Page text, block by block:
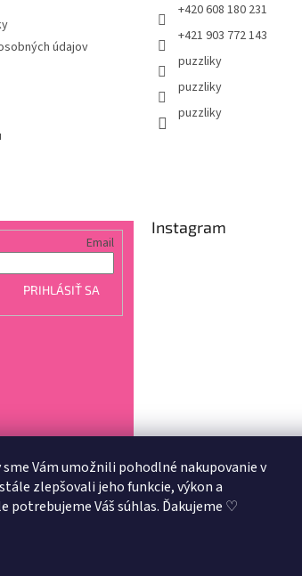
Vám umožnili pohodlné nakupovanie v
zlepšovali jeho funkcie, výkon a
potrebujeme Váš súhlas. Ďakujeme ♡
údajov
+420 608 180 231
+421 903 772 143
puzzliky
puzzliky
puzzliky
Email
PRIHLÁSIŤ SA
Instagram
Sledovať na
cookies